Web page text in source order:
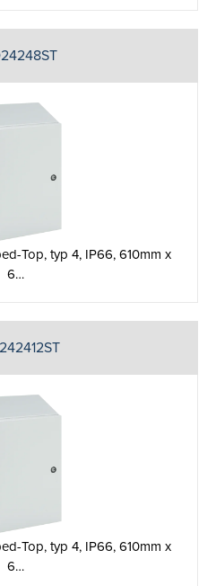
Top, typ 4, IP66, 610mm x
6…
Top, typ 4, IP66, 610mm x
6…